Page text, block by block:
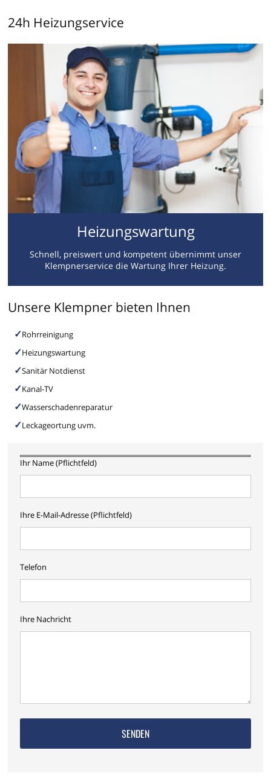
24h Heizungservice
Heizungswartung
Schnell, preiswert und kompetent übernimmt unser
Klempnerservice die Wartung Ihrer Heizung.
Unsere Klempner bieten Ihnen
Rohrreinigung
Heizungswartung
Sanitär Notdienst
Kanal-TV
Wasserschadenreparatur
Leckageortung uvm.
Ihr Name (Pflichtfeld)
Ihre E-Mail-Adresse (Pflichtfeld)
Telefon
Ihre Nachricht